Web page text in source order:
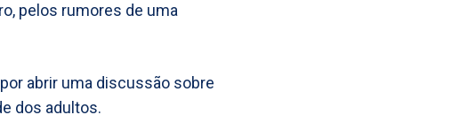
pelos rumores de uma
abrir uma discussão sobre
dos adultos.